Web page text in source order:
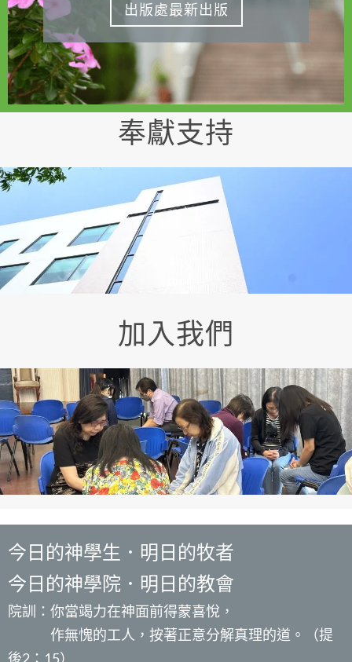
出版處最新出版
奉獻支持
加入我們
今日的神學生．明日的牧者
今日的神學院．明日的教會
院訓：你當竭力在神面前得蒙喜悅，
作無愧的工人，按著正意分解真理的道。（提
後2：15）